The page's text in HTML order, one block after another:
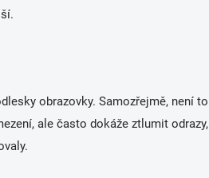
obrazovky. Samozřejmě, není to
ale často dokáže ztlumit odrazy,